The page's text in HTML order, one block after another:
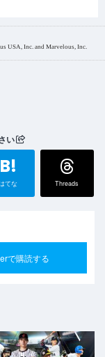
USA, Inc. and Marvelous, Inc.
い
B!
てな Threads
で購読する